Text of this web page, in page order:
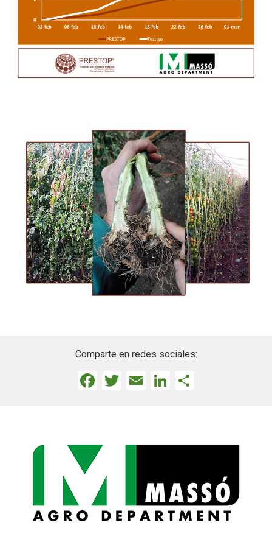
Comparte en redes sociales:
Facebook
Twitter
EmailLinkedIn